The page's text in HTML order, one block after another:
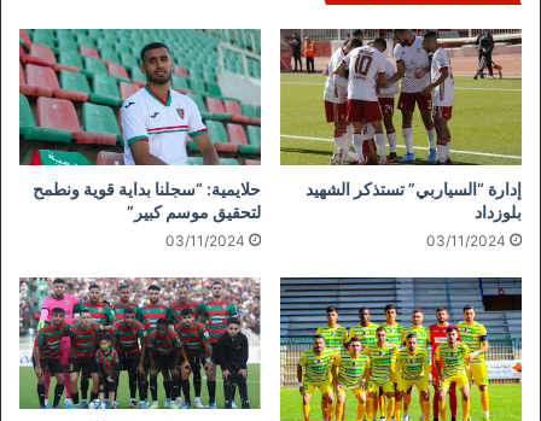
إدارة “السياربي” تستذكر الشهيد
بلوزداد
03/11/2024
حلايمية: “سجلنا بداية قوية ونطمح
لتحقيق موسم كبير”
03/11/2024